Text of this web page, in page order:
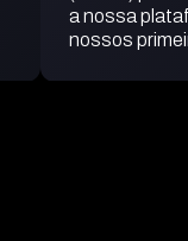
a nossa
nossos